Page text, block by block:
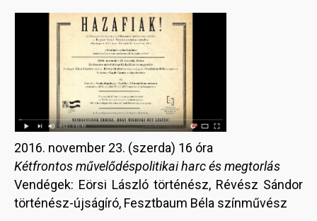
2016. november 23. (szerda) 16 óra
Kétfrontos művelődéspolitikai harc és megtorlás
Vendégek: Eörsi László történész, Révész Sándor
történész-újságíró, Fesztbaum Béla színművész